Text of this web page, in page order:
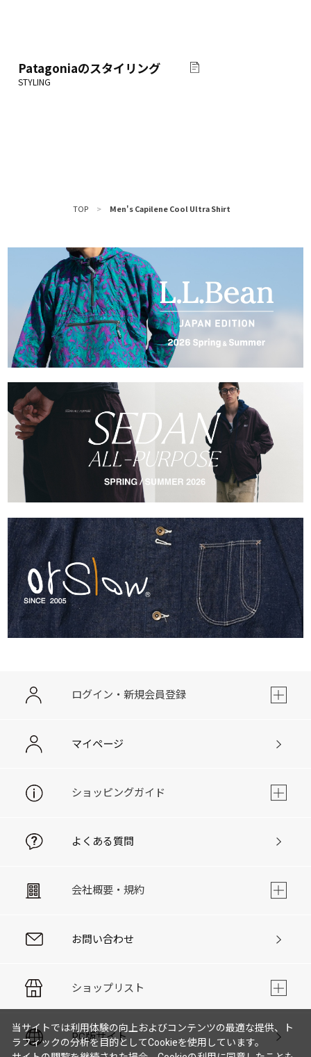
Patagoniaのスタイリング
TOP > Men's Capilene Cool Ultra Shirt
ログイン・新規会員登録
マイページ
ショッピングガイド
よくある質問
会社概要・規約
お問い合わせ
ショップリスト
PC版サイト
当サイトでは利用体験の向上およびコンテンツの最適な提供、ト
ラフィックの分析を目的としてCookieを使用しています。